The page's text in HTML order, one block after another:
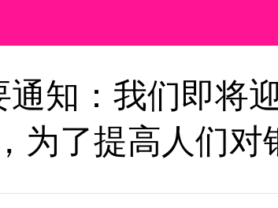
：我们即将迎
为了提高人们对